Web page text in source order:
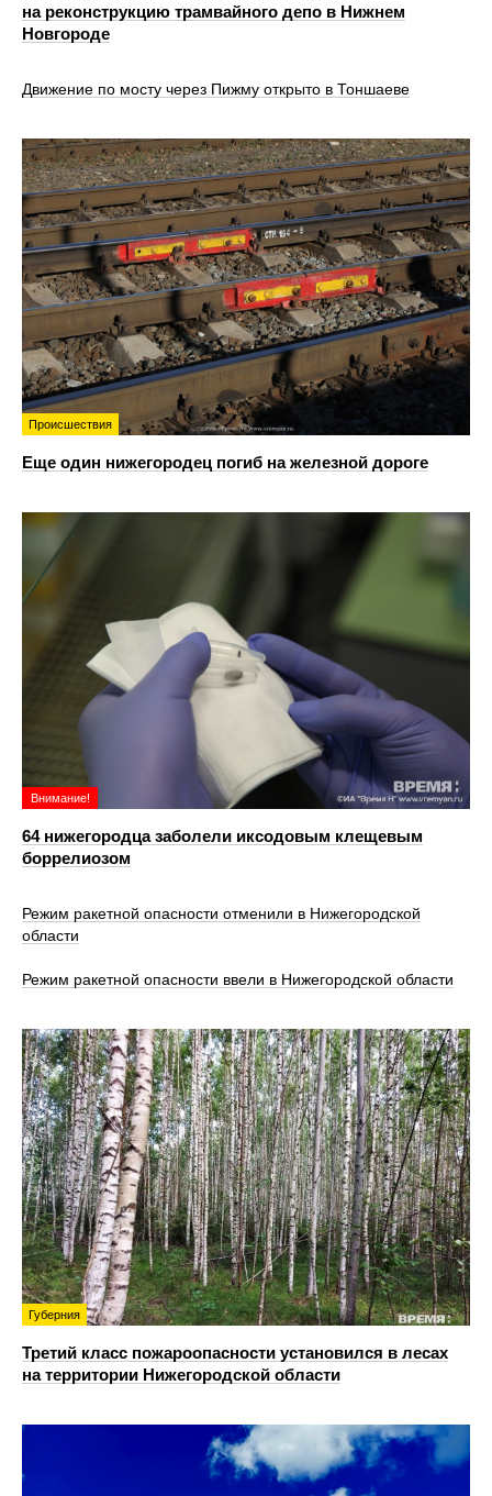
на реконструкцию трамвайного депо в Нижнем
Новгороде
Движение по мосту через Пижму открыто в Тоншаеве
Происшествия
Еще один нижегородец погиб на железной дороге
Внимание!
64 нижегородца заболели иксодовым клещевым
боррелиозом
Режим ракетной опасности отменили в Нижегородской
области
Режим ракетной опасности ввели в Нижегородской области
Губерния
Третий класс пожароопасности установился в лесах
на территории Нижегородской области